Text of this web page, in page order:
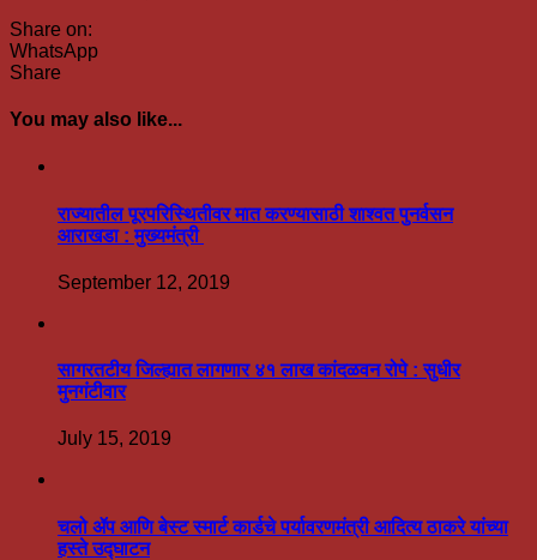
Share on:
WhatsApp
Share
You may also like...
राज्यातील पूरपरिस्थितीवर मात करण्यासाठी शाश्वत पुनर्वसन
आराखडा : मुख्यमंत्री
September 12, 2019
सागरतटीय जिल्ह्यात लागणार ४१ लाख कांदळवन रोपे : सुधीर
मुनगंटीवार
July 15, 2019
चलो ॲप आणि बेस्ट स्मार्ट कार्डचे पर्यावरणमंत्री आदित्य ठाकरे यांच्या
हस्ते उद्घाटन